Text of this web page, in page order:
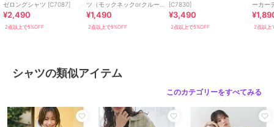
素材/ 無地/長袖/レギュラー
カラー
レギュラー丈(トップス)
/チュニック丈（トップス）
綿・コットン素材
素材
/無地
レギュラー丈(トップス)
原産国 バングラデシュ製
ゼロングシャツ [C7087]
¥2,490
2点以上で5%OFF
ツ（モックネックorクルーネ
ック） [C4819]
¥1,490
2点以上で5%OFF
[C7830]
¥3,490
2点以上で5%OFF
ーカー
ミディ
2点以上
シャツの類似アイテム
このカテゴリーをすべてみる